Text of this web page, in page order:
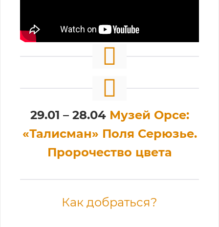
29.01 – 28.04 Музей Орсе:
«Талисман» Поля Серюзье.
Пророчество цвета
Как добраться?